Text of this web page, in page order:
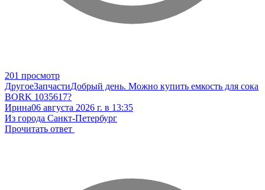
201 просмотр
ДругоеЗапчастиДобрый день. Можно купить емкость для сока
BORK 1035617?
Ирина06 августа 2026 г. в 13:35
Из города Санкт-Петербург
Прочитать ответ